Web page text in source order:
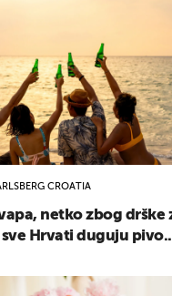
CROATIA
netko zbog drške
sve Hrvati duguju